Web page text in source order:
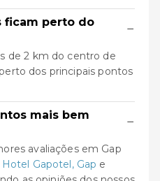
ficam perto do
−
de 2 km do centro de
dos principais pontos
mais bem
−
avaliações em Gap
Hotel Gapotel, Gap e